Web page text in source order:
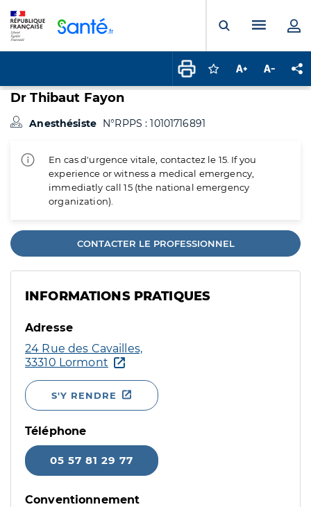
Ouvrir laMenu
Connectez-vous
Augmenter la
Dr Thibaut Fayon
Anesthésiste N°RPPS : 10101716891
En cas d'urgence vitale, contactez le 15. If you
experience or witness a medical emergency,
immediatly call 15 (the national emergency
organization).
CONTACTER LE PROFESSIONNEL
INFORMATIONS PRATIQUES
Adresse
24 Rue des Cavailles,
33310 Lormont
S'Y RENDRE
Téléphone
05 57 81 29 77
Conventionnement